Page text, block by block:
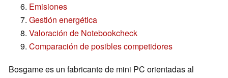
Emisiones
Gestión energética
Valoración de Notebookcheck
Comparación de posibles competidores
Bosgame es un fabricante de mini PC orientadas al